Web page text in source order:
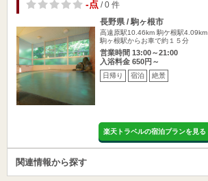
-点/ 0 件
長野県 / 駒ヶ根市
高遠原駅10.46km 駒ケ根駅4.09km
駒ヶ根駅からお車で約１５分
営業時間 13:00～21:00
入浴料金 650円～
日帰り 宿泊 絶景
楽天トラベルの宿泊プランを見る
関連情報から探す